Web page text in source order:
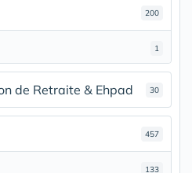
200
1
de Retraite & Ehpad 30
457
133